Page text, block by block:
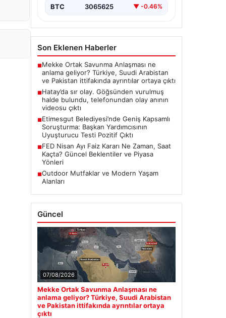
BTC 3065625 ▼ -0.46%
Son Eklenen Haberler
■Mekke Ortak Savunma Anlaşması ne
anlama geliyor? Türkiye, Suudi Arabistan
ve Pakistan ittifakında ayrıntılar ortaya çıktı
■Hatay’da sır olay. Göğsünden vurulmuş
halde bulundu, telefonundan olay anının
videosu çıktı
■Etimesgut Belediyesi’nde Geniş Kapsamlı
Soruşturma: Başkan Yardımcısının
Uyuşturucu Testi Pozitif Çıktı
■FED Nisan Ayı Faiz Kararı Ne Zaman, Saat
Kaçta? Güncel Beklentiler ve Piyasa
Yönleri
■Outdoor Mutfaklar ve Modern Yaşam
Alanları
Güncel
07/08/2026
Mekke Ortak Savunma Anlaşması ne
anlama geliyor? Türkiye, Suudi Arabistan
ve Pakistan ittifakında ayrıntılar ortaya
çıktı